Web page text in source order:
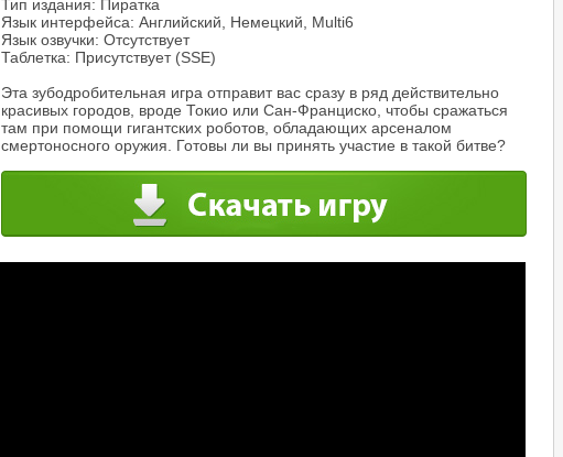
Тип издания: Пиратка
Язык интерфейса: Английский, Немецкий, Multi6
Язык озвучки: Отсутствует
Таблетка: Присутствует (SSE)
Эта зубодробительная игра отправит вас сразу в ряд действительно
красивых городов, вроде Токио или Сан-Франциско, чтобы сражаться
там при помощи гигантских роботов, обладающих арсеналом
смертоносного оружия. Готовы ли вы принять участие в такой битве?